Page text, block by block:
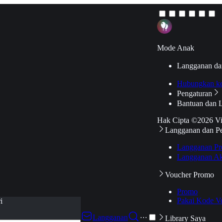
Langganan
···
Mode Anak
Langganan
Hubungkan
Pengaturan
Bantuan dan
Hak Cipta ©2026
Langganan dan
Langganan
Langganan
Voucher Promo
Promo
Pakai Kode
Library Saya